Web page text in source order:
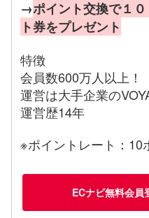
→ポイント交換で１
ト券をプレゼント
特徴
会員数600万人以上！
運営は大手企業の
運営歴14年
※ポイントレート：10
ECナビ無料会員